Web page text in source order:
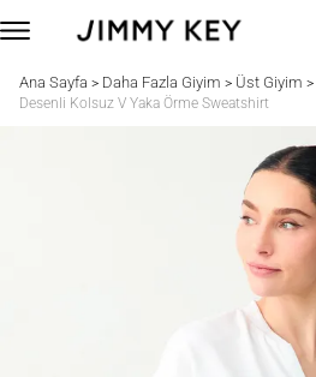
Ana Sayfa > Daha Fazla Giyim > Üst Giyim >
Desenli Kolsuz V Yaka Örme Sweatshirt